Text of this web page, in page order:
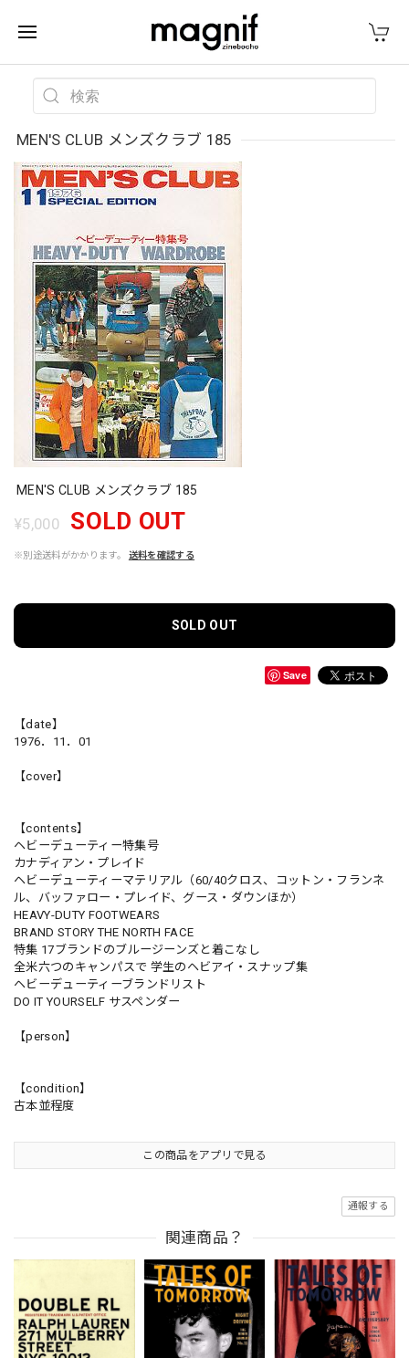
MEN'S CLUB メンズクラブ 185
MEN'S CLUB メンズクラブ 185
¥5,000 SOLD OUT
※別途送料がかかります。 送料を確認する
SOLD OUT
Save
【date】
1976．11．01
【cover】
【contents】
ヘビーデューティー特集号
カナディアン・プレイド
ヘビーデューティーマテリアル（60/40クロス、コットン・フランネ
ル、バッファロー・プレイド、グース・ダウンほか）
HEAVY-DUTY FOOTWEARS
BRAND STORY THE NORTH FACE
特集 17ブランドのブルージーンズと着こなし
全米六つのキャンパスで 学生のヘビアイ・スナップ集
ヘビーデューティーブランドリスト
DO IT YOURSELF サスペンダー
【person】
【condition】
古本並程度
この商品をアプリで見る
通報する
関連商品？